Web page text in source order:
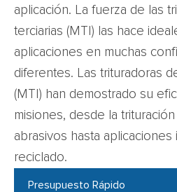
aplicación. La fuerza de las
terciarias (MTI) las hace
aplicaciones en muchas
diferentes. Las trituradoras
(MTI) han demostrado su
misiones, desde la
abrasivos hasta
reciclado.
Presupuesto Rápido